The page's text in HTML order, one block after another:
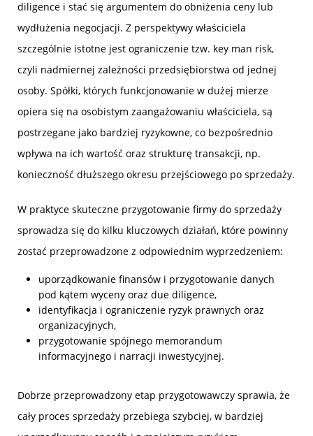
diligence i stać się argumentem do obniżenia ceny lub
wydłużenia negocjacji. Z perspektywy właściciela
szczególnie istotne jest ograniczenie tzw. key man risk,
czyli nadmiernej zależności przedsiębiorstwa od jednej
osoby. Spółki, których funkcjonowanie w dużej mierze
opiera się na osobistym zaangażowaniu właściciela, są
postrzegane jako bardziej ryzykowne, co bezpośrednio
wpływa na ich wartość oraz strukturę transakcji, np.
konieczność dłuższego okresu przejściowego po sprzedaży.
W praktyce skuteczne przygotowanie firmy do sprzedaży
sprowadza się do kilku kluczowych działań, które powinny
zostać przeprowadzone z odpowiednim wyprzedzeniem:
uporządkowanie finansów i przygotowanie danych
pod kątem wyceny oraz due diligence,
identyfikacja i ograniczenie ryzyk prawnych oraz
organizacyjnych,
przygotowanie spójnego memorandum
informacyjnego i narracji inwestycyjnej.
Dobrze przeprowadzony etap przygotowawczy sprawia, że
cały proces sprzedaży przebiega szybciej, w bardziej